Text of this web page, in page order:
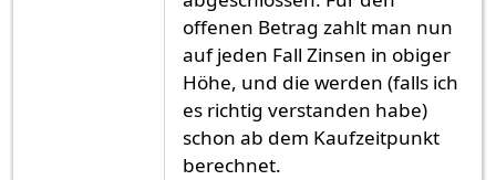
offenen Betrag zahlt man nun
auf jeden Fall Zinsen in obiger
Höhe, und die werden (falls ich
es richtig verstanden habe)
schon ab dem Kaufzeitpunkt
berechnet.